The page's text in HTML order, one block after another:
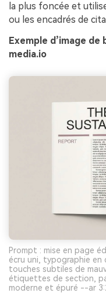
la plus foncée et
ou les encadrés de
Exemple d’image
media.io
Prompt : mise en page
écru uni, typographie en
touches subtiles de
étiquettes de section,
moderne et épuré --ar